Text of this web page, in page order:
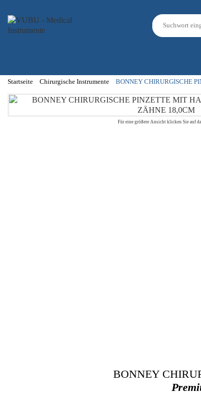
Startseite Chirurgische Instrumente BONNEY CHIRURGISCHE
Für eine größere Ansicht klicken Sie auf
BONNEY